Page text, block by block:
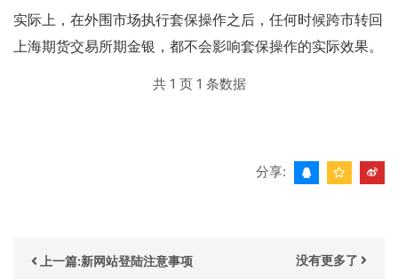
实际上，在外围市场执行套保操作之后，任何时候跨市转回
上海期货交易所期金银，都不会影响套保操作的实际效果。
共 1 页 1 条数据
分享:
上一篇:新网站登陆注意事项 没有更多了